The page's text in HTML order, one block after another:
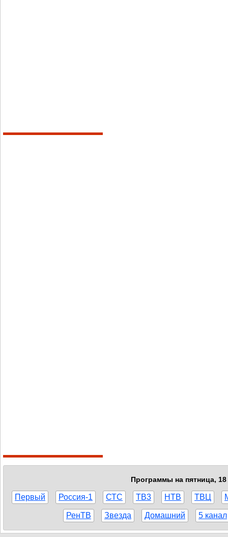
Программы на пятница, 18
Первый Россия-1 СТС ТВ3 НТВ ТВЦ
РенТВ Звезда Домашний 5 канал